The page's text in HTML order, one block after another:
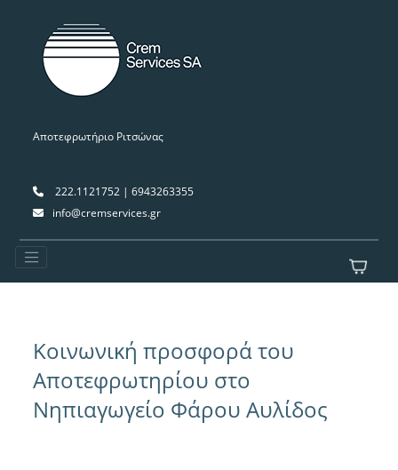
Αποτεφρωτήριο Ριτσώνας
222.1121752 | 6943263355
info@cremservices.gr
Κοινωνική προσφορά του
Αποτεφρωτηρίου στο
Νηπιαγωγείο Φάρου Αυλίδος